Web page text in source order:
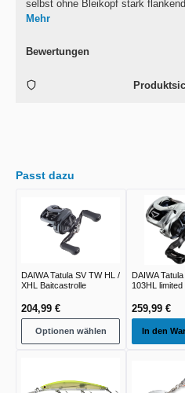
selbst ohne Bleikopf stark
Mehr
Bewertungen
Passt dazu
DAIWA Tatula SV TW HL /
XHL Baitcastrolle
204,99 €
Optionen wählen
DAIWA
103HL limited
259,99 €
In den